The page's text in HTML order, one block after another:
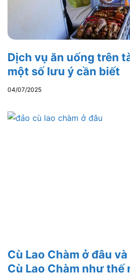
Dịch vụ ăn uống trên
một số lưu ý cần biết
04/07/2025
Cù Lao Chàm ở đâu
Cù Lao Chàm như thế